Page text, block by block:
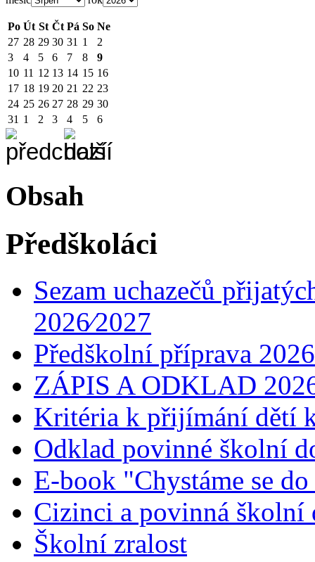
Po Út St Čt Pá So Ne
27 28 29 30 31 1
2
3
4 5 6 7 8
9
10 11 12 13 14 15 16
17 18 19 20 21 22 23
24 25 26 27 28 29 30
31 1 2 3 4 5 6
Obsah
Předškoláci
Sezam uchazečů
2026⁄2027
Předškolní příprava 2026
ZÁPIS A ODKLAD
Kritéria k přijímání dětí
Odklad povinné školní
E-book "Chystáme se
Cizinci a povinná školní
Školní zralost